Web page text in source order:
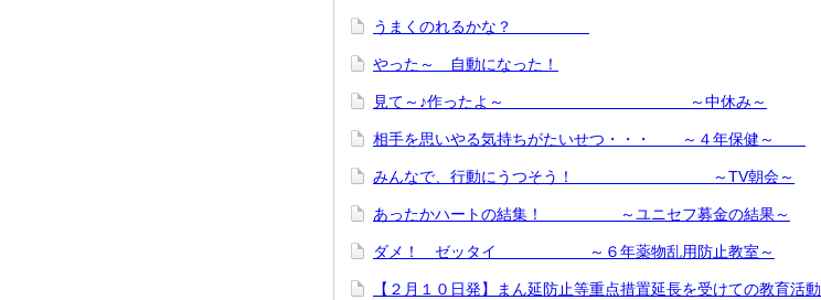
うまくのれるかな？
やった～ 自動になった！
見て～♪作ったよ～ ～中休み～
相手を思いやる気持ちがたいせつ・・・ ～４年保健～
みんなで、行動にうつそう！ ～TV朝会～
あったかハートの結集！ ～ユニセフ募金の結果～
ダメ！ ゼッタイ ～６年薬物乱用防止教室～
【２月１０日発】まん延防止等重点措置延長を受けての教育活動